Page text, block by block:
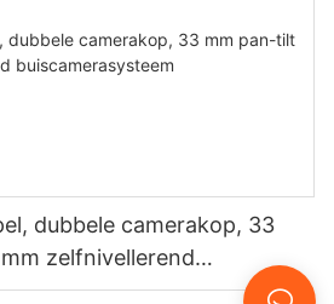
dubbele camerakop, 33
zelfnivellerend